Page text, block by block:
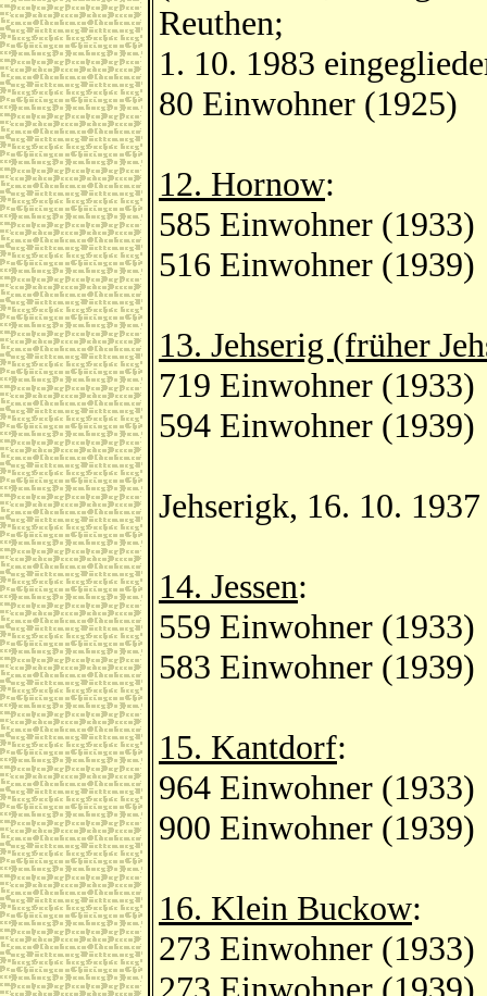
Reuthen;
1. 10. 1983
80 Einwohner (1925)
12. Hornow:
585 Einwohner (1933)
516 Einwohner (1939)
13. Jehserig (früher
719 Einwohner (1933)
594 Einwohner (1939)
Jehserigk, 16. 10.
14. Jessen:
559 Einwohner (1933)
583 Einwohner (1939)
15. Kantdorf:
964 Einwohner (1933)
900 Einwohner (1939)
16. Klein Buckow:
273 Einwohner (1933)